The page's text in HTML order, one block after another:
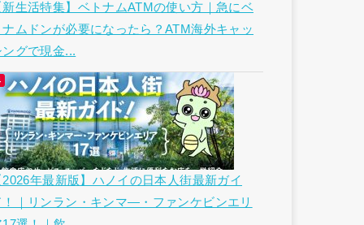
新生活特集】ベトナムATMの使い方｜急にベ
ナムドンが必要になったら？ATM海外キャッ
ングで現金...
2026年最新版】ハノイの日本人街最新ガイ
！｜リンラン・キンマ―・ファンケビンエリ